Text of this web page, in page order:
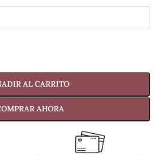
AL CARRITO
AHORA